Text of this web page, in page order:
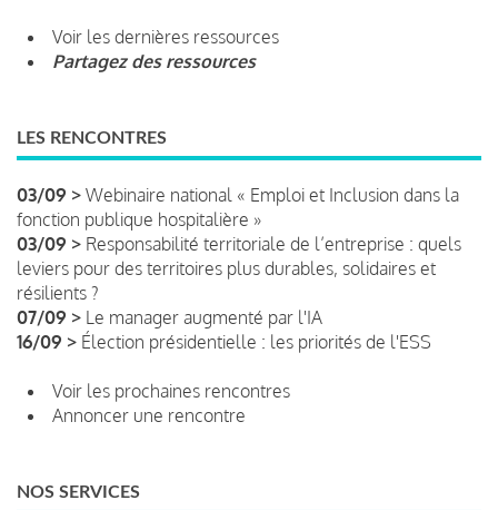
Voir les dernières ressources
Partagez des ressources
LES RENCONTRES
03/09 > Webinaire national « Emploi et Inclusion dans la
fonction publique hospitalière »
03/09 > Responsabilité territoriale de l’entreprise : quels
leviers pour des territoires plus durables, solidaires et
résilients ?
07/09 > Le manager augmenté par l'IA
16/09 > Élection présidentielle : les priorités de l'ESS
Voir les prochaines rencontres
Annoncer une rencontre
NOS SERVICES